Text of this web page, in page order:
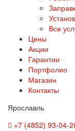
Все
Цены
Акции
Гарантии
Портфолио
Магазин
Контакты
Ярославль
+7 (4852) 93-04-